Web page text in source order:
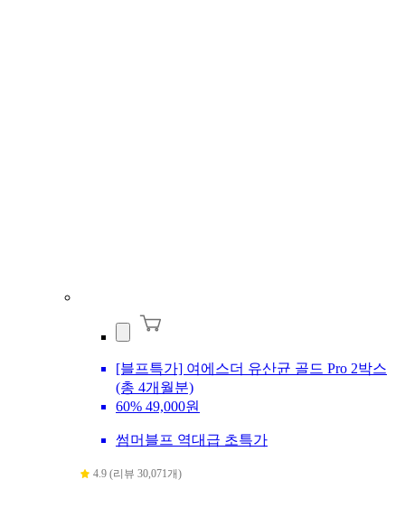
[블프특가] 여에스더 유산균 골드 Pro 2박스
(총 4개월분)
60% 49,000원
썸머블프 역대급 초특가
4.9 (리뷰 30,071개)